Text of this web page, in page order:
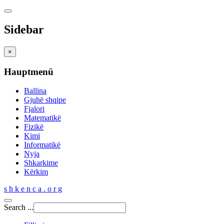
Sidebar
×
Hauptmenü
Ballina
Gjuhë shqipe
Fjalori
Matematikë
Fizikë
Kimi
Informatikë
Nyja
Shkarkime
Kërkim
s h k e n c a . o r g
Search ...